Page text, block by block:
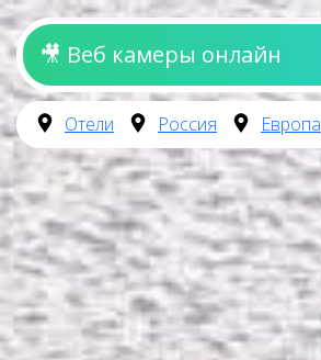
🎥 Веб камеры онлайн
Отели Россия Европа